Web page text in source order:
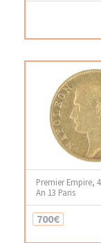
Premier Empire,
An 13 Paris
700€